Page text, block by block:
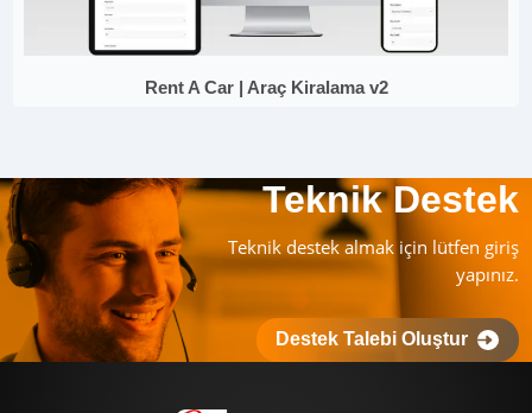
Rent A Car | Araç Kiralama v2
Teknik Destek
Teknik destek almak için lütfen giriş
yapınız.
Destek Talebi Oluştur